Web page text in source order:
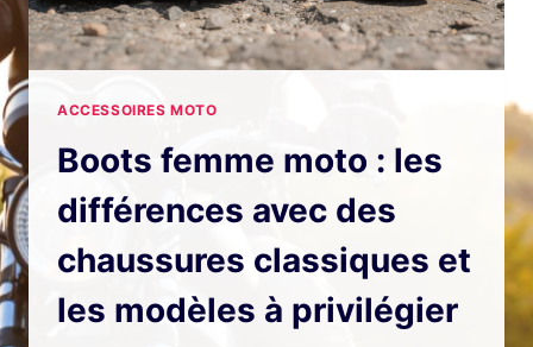
ACCESSOIRES MOTO
Boots femme moto : les
différences avec des
chaussures classiques et
les modèles à privilégier